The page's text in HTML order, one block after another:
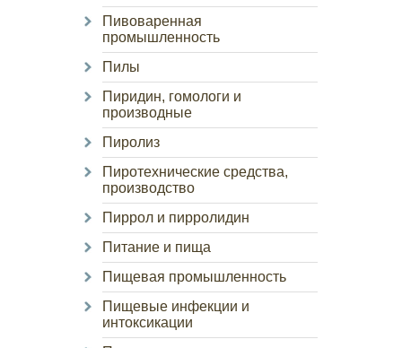
Пивоваренная
промышленность
Пилы
Пиридин, гомологи и
производные
Пиролиз
Пиротехнические средства,
производство
Пиррол и пирролидин
Питание и пища
Пищевая промышленность
Пищевые инфекции и
интоксикации